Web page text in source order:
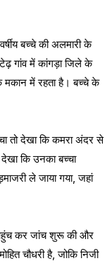
बच्चे की अलमारी के
गांव में कांगड़ा जिले के
मकान में रहता है। बच्चे के
तो देखा कि कमरा अंदर से
कि उनका बच्चा
ले जाया गया, जहां
कर जांच शुरू की और
चौधरी है, जोकि निजी